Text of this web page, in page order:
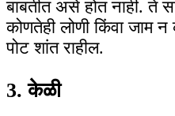
बाबतीत असे होत नाही. ते
कोणतेही लोणी किंवा
पोट शांत राहील.
3. केळी